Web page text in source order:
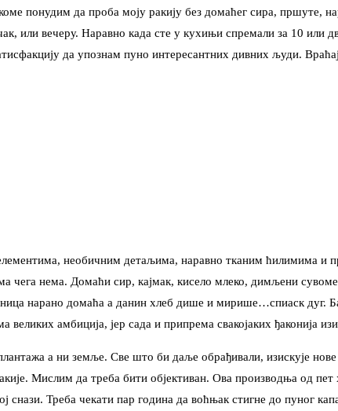
понудим да проба моју ракију без домаћег сира, пршуте,
или вечеру. Наравно када сте у кухињи спремали за 10 или
да упознам пуно интересантних дивних људи.
необичним детаљима, наравно тканим ћилимима и
чега нема. Домаћи сир, кајмак, кисело млеко, димљени
нарано домаћа а данин хлеб дише и мирише…спиаск дуг.
амбиција, јер сада и припрема свакојаких ђаконија
а ни земље. Све што би даље обрађивали, изискује
Мислим да треба бити објективан. Ова производња од
Треба чекати пар година да воћњак стигне до пуног